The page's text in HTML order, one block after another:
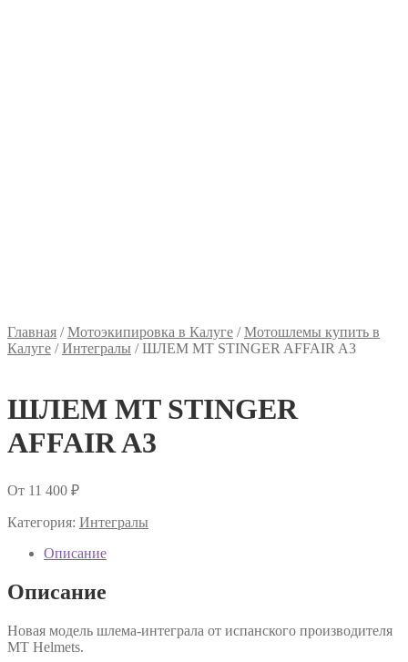
Главная /Мотоэкипировка в Калуге /Мотошлемы купить в
Калуге /Интегралы /ШЛЕМ MT STINGER AFFAIR A3
ШЛЕМ MT STINGER
AFFAIR A3
От 11 400 ₽
Категория: Интегралы
Описание
Описание
Новая модель шлема-интеграла от испанского производителя
MT Helmets.